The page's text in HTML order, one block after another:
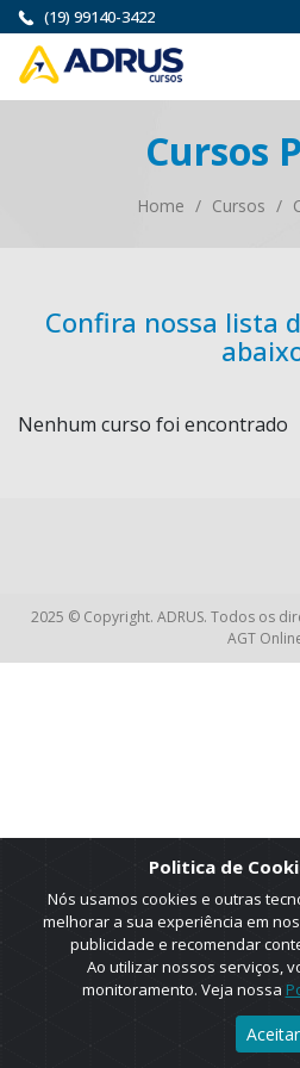
(19) 99140-3422
Cursos
Home / Cursos /
Confira nossa lista
Nenhum curso foi encontrado
2025 © Copyright. ADRUS. Todos os
AGT
Politica de
Nós usamos cookies e outras
melhorar a sua experiência em
publicidade e recomendar
Ao utilizar nossos serviços,
monitoramento. Veja nossa
Aceitar